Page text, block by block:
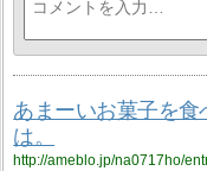
あまーいお菓子を
は。
http://ameblo.jp/na0717ho/